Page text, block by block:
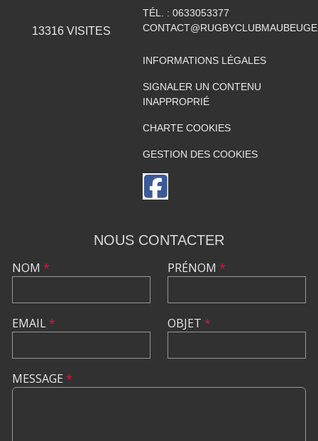
13316VISITES
TÉL. : 0633053377
INFORMATIONS LÉGALES
SIGNALER UN CONTENU
INAPPROPRIÉ
CHARTE COOKIES
GESTION DES COOKIES
NOUS CONTACTER
NOM *
EMAIL*
PRÉNOM *
OBJET *
MESSAGE *